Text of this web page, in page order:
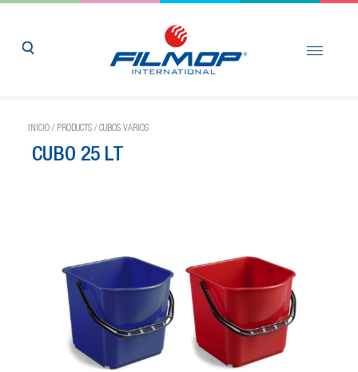
INICIO / PRODUCTS / CUBOS VARIOS
CUBO 25 LT